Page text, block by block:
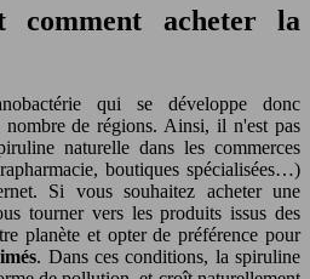
comment acheter la
qui se développe donc
nombre de régions. Ainsi, il n'est pas
naturelle dans les commerces
boutiques spécialisées…)
Si vous souhaitez acheter une
tourner vers les produits issus des
planète et opter de préférence pour
. Dans ces conditions, la spiruline